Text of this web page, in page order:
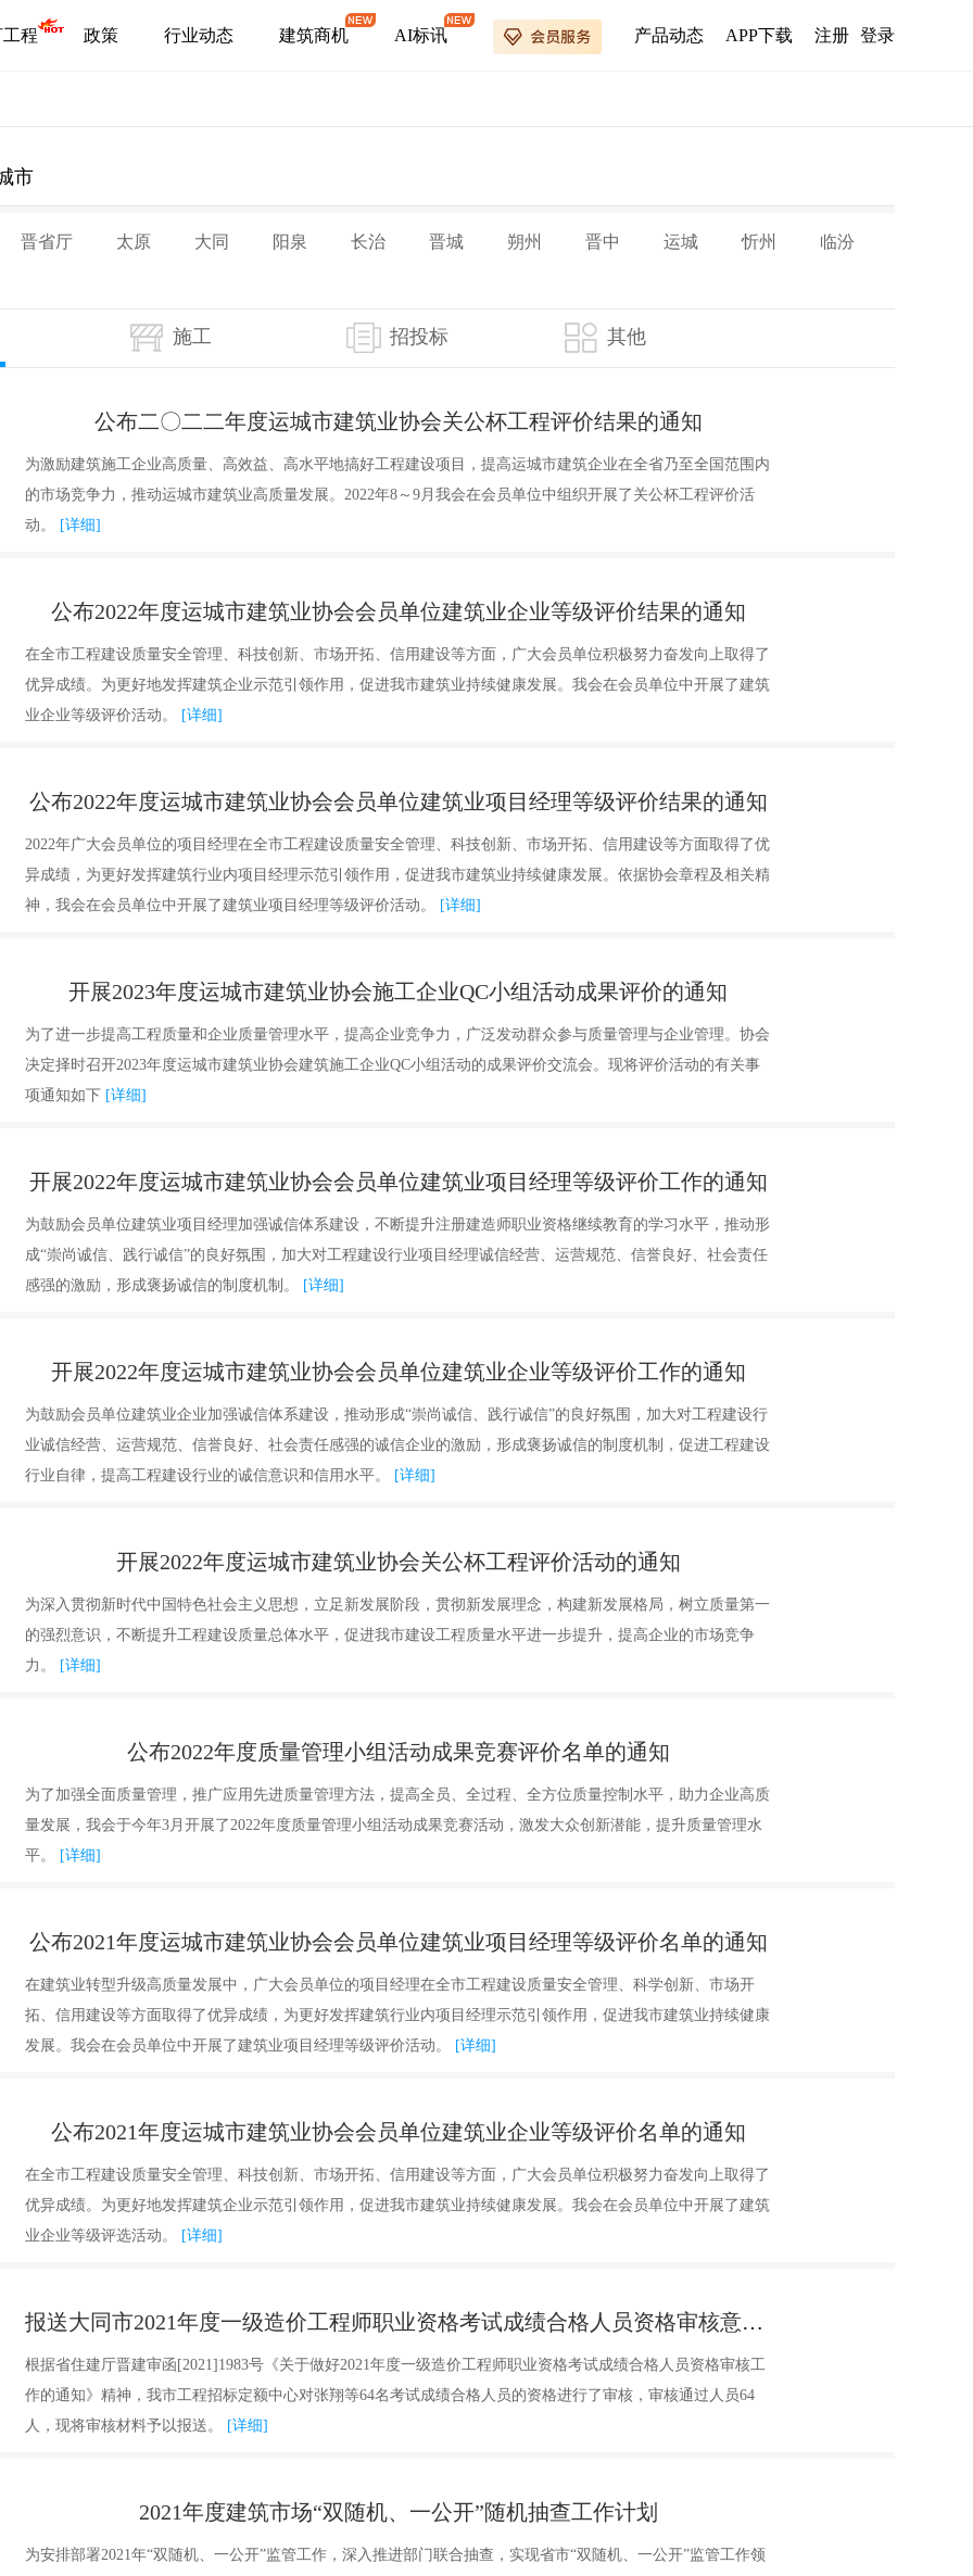
程 政策 行业动态 建筑商机 AI标讯 产品动态 APP下载 注册 登录
市
晋省厅 太原 大同 阳泉 长治 晋城 朔州 晋中 运城 忻州 临汾
施工 招投标 其他
公布二〇二二年度运城市建筑业协会关公杯工程评价结果的通知
为激励建筑施工企业高质量、高效益、高水平地搞好工程建设项目，提高运城市建筑企业在全省乃至全国范围内
的市场竞争力，推动运城市建筑业高质量发展。2022年8～9月我会在会员单位中组织开展了关公杯工程评价活
动。
[详细]
公布2022年度运城市建筑业协会会员单位建筑业企业等级评价结果的通知
在全市工程建设质量安全管理、科技创新、市场开拓、信用建设等方面，广大会员单位积极努力奋发向上取得了
优异成绩。为更好地发挥建筑企业示范引领作用，促进我市建筑业持续健康发展。我会在会员单位中开展了建筑
业企业等级评价活动。
[详细]
公布2022年度运城市建筑业协会会员单位建筑业项目经理等级评价结果的通知
2022年广大会员单位的项目经理在全市工程建设质量安全管理、科技创新、市场开拓、信用建设等方面取得了优
异成绩，为更好发挥建筑行业内项目经理示范引领作用，促进我市建筑业持续健康发展。依据协会章程及相关精
神，我会在会员单位中开展了建筑业项目经理等级评价活动。
[详细]
开展2023年度运城市建筑业协会施工企业QC小组活动成果评价的通知
为了进一步提高工程质量和企业质量管理水平，提高企业竞争力，广泛发动群众参与质量管理与企业管理。协会
决定择时召开2023年度运城市建筑业协会建筑施工企业QC小组活动的成果评价交流会。现将评价活动的有关事
项通知如下 [详细]
开展2022年度运城市建筑业协会会员单位建筑业项目经理等级评价工作的通知
为鼓励会员单位建筑业项目经理加强诚信体系建设，不断提升注册建造师职业资格继续教育的学习水平，推动形
成“崇尚诚信、践行诚信”的良好氛围，加大对工程建设行业项目经理诚信经营、运营规范、信誉良好、社会责任
感强的激励，形成褒扬诚信的制度机制。
[详细]
开展2022年度运城市建筑业协会会员单位建筑业企业等级评价工作的通知
为鼓励会员单位建筑业企业加强诚信体系建设，推动形成“崇尚诚信、践行诚信”的良好氛围，加大对工程建设行
业诚信经营、运营规范、信誉良好、社会责任感强的诚信企业的激励，形成褒扬诚信的制度机制，促进工程建设
行业自律，提高工程建设行业的诚信意识和信用水平。
[详细]
开展2022年度运城市建筑业协会关公杯工程评价活动的通知
为深入贯彻新时代中国特色社会主义思想，立足新发展阶段，贯彻新发展理念，构建新发展格局，树立质量第一
的强烈意识，不断提升工程建设质量总体水平，促进我市建设工程质量水平进一步提升，提高企业的市场竞争
力。
[详细]
公布2022年度质量管理小组活动成果竞赛评价名单的通知
为了加强全面质量管理，推广应用先进质量管理方法，提高全员、全过程、全方位质量控制水平，助力企业高质
量发展，我会于今年3月开展了2022年度质量管理小组活动成果竞赛活动，激发大众创新潜能，提升质量管理水
平。
[详细]
公布2021年度运城市建筑业协会会员单位建筑业项目经理等级评价名单的通知
在建筑业转型升级高质量发展中，广大会员单位的项目经理在全市工程建设质量安全管理、科学创新、市场开
拓、信用建设等方面取得了优异成绩，为更好发挥建筑行业内项目经理示范引领作用，促进我市建筑业持续健康
发展。我会在会员单位中开展了建筑业项目经理等级评价活动。
[详细]
公布2021年度运城市建筑业协会会员单位建筑业企业等级评价名单的通知
在全市工程建设质量安全管理、科技创新、市场开拓、信用建设等方面，广大会员单位积极努力奋发向上取得了
优异成绩。为更好地发挥建筑企业示范引领作用，促进我市建筑业持续健康发展。我会在会员单位中开展了建筑
业企业等级评选活动。
[详细]
报送大同市2021年度一级造价工程师职业资格考试成绩合格人员资格审核意见的函
根据省住建厅晋建审函[2021]1983号《关于做好2021年度一级造价工程师职业资格考试成绩合格人员资格审核工
作的通知》精神，我市工程招标定额中心对张翔等64名考试成绩合格人员的资格进行了审核，审核通过人员64
人，现将审核材料予以报送。
[详细]
2021年度建筑市场“双随机、一公开”随机抽查工作计划
为安排部署2021年“双随机、一公开”监管工作，深入推进部门联合抽查，实现省市“双随机、一公开”监管工作领